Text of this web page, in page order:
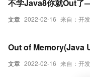
Method)
文章 2022-02-16 来自：开
不学Java8你就Out
文章 2022-02-16 来自：开
Out of Memory(Java